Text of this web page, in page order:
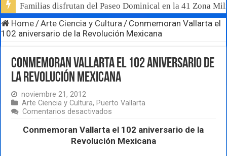
Familias disfrutan del Paseo Dominical en la 41 Zona
Home /Arte Ciencia y Cultura / Conmemoran Vallarta el
102 aniversario de la Revolución Mexicana
Conmemoran Vallarta el 102 aniversario de
la Revolución Mexicana
noviembre 21, 2012
Arte Ciencia y Cultura, Puerto Vallarta
Comentarios desactivados
Vallarta
102
Conmemoran Vallarta el 102 aniversario de la
Revolución Mexicana